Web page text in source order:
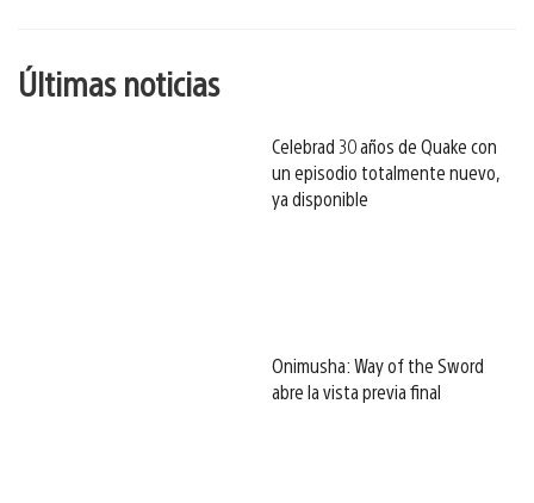
Últimas noticias
Celebrad 30 años de Quake con
un episodio totalmente nuevo,
ya disponible
Onimusha: Way of the Sword
abre la vista previa final